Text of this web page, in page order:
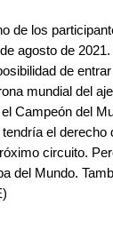
de los
agosto de
de
mundial del
Campeón del
el derecho
circuito.
del Mundo.